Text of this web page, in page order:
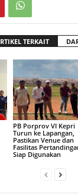
TERKAIT
PB Porprov VI Kepri
Turun ke Lapangan,
Pastikan Venue dan
Fasilitas
Siap Digunakan